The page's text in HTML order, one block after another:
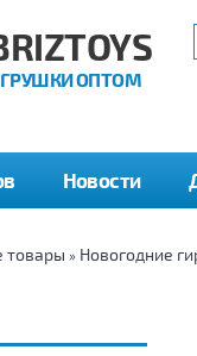
ОПТОМ
Новости
товары » Новогодние